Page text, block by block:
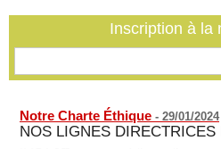
La Türkiye, l’Arabie saoudite et
conjoint de défense à La Mecque
Inscription à la
Notre Charte Éthique - 29/01/2024
NOS LIGNES DIRECTRICES